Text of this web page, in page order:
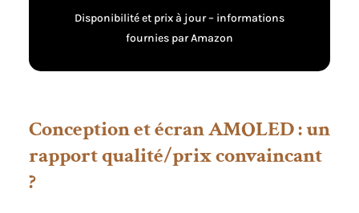
capable d’évaluer
des anomalies
extrasystoles et la
surveille en continu
le stress et l’état de
récupération ; en
Disponibilité et prix à jour – informations
fournies par Amazon
Conception et écran AMOLED : un
rapport qualité/prix convaincant
?